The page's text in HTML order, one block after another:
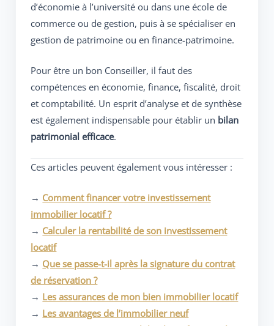
d’économie à l’université ou dans une école de
commerce ou de gestion, puis à se spécialiser en
gestion de patrimoine ou en finance-patrimoine.
Pour être un bon Conseiller, il faut des
compétences en économie, finance, fiscalité, droit
et comptabilité. Un esprit d’analyse et de synthèse
est également indispensable pour établir un bilan
patrimonial efficace.
Ces articles peuvent également vous intéresser :
→ Comment financer votre investissement
immobilier locatif ?
→ Calculer la rentabilité de son investissement
locatif
→ Que se passe-t-il après la signature du contrat
de réservation ?
→ Les assurances de mon bien immobilier locatif
→ Les avantages de l’immobilier neuf